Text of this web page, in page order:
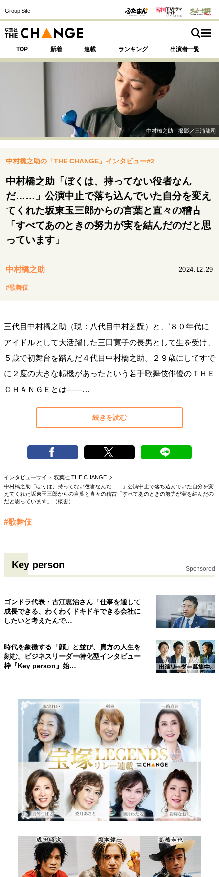
Group Site
TOP 新着 連載 ランキング 出演者一覧
注目の記事テーマで探す
運命を変えた出会い 決断の裏側
挫折からの再起
表現者の葛藤
人生が動いた日 10代の挫折と原点
キャリア・働き方
セカンドキャリアの描き方
トップが描く未来
忘れられない言葉
40代からの景色 50代のリアル
美しさの哲学
パートナーとの歩み方
親になるということ
熱狂できるもの
一生モノの愛用品
私を彩るエッセンス
60代のネクストステージ
地域とつながる/お金との付き合い方
中村橋之助 撮影／三浦龍司
中村橋之助の「THE CHANGE」インタビュー#2
中村橋之助「ぼくは、持ってない役者なん
だ……」公演中止で落ち込んでいた自分を変え
てくれた坂東玉三郎からの言葉と直々の稽古
「すべてあのときの努力が実を結んだのだと思
っています」
中村橋之助 2024.12.29
#歌舞伎
三代目中村橋之助（現：八代目中村芝翫）と、‘８０年代に
アイドルとして大活躍した三田寛子の長男として生を受け、
５歳で初舞台を踏んだ４代目中村橋之助。２９歳にしてすで
に２度の大きな転機があったという若手歌舞伎俳優のＴＨＥ
ＣＨＡＮＧＥとは——…
続きを読む
インタビューサイト 双葉社 THE CHANGE
中村橋之助「ぼくは、持ってない役者なんだ……」公演中止で落ち込んでいた自分を変
えてくれた坂東玉三郎からの言葉と直々の稽古「すべてあのときの努力が実を結んだの
だと思っています」（概要）
#歌舞伎
Key person Sponsored
ゴンドラ代表・古江恵治さん「仕事を通して
成長できる、わくわくドキドキできる会社に
したいと考えたんで…
時代を象徴する「顔」と並び、貴方の人生を
刻む。ビジネスリーダー特化型インタビュー
枠『Key person』始…